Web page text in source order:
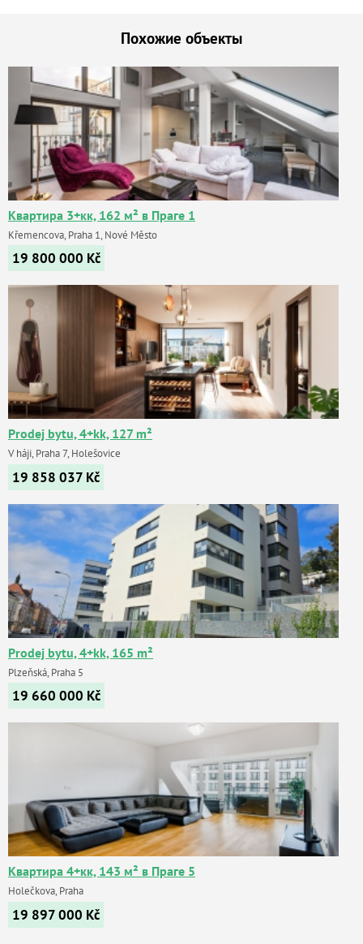
Похожие объекты
Квартира 3+кк, 162 м² в Праге 1
Křemencova, Praha 1, Nové Město
19 800 000 Kč
Prodej bytu, 4+kk, 127 m²
V háji, Praha 7, Holešovice
19 858 037 Kč
Prodej bytu, 4+kk, 165 m²
Plzeňská, Praha 5
19 660 000 Kč
Квартира 4+кк, 143 м² в Праге 5
Holečkova, Praha
19 897 000 Kč